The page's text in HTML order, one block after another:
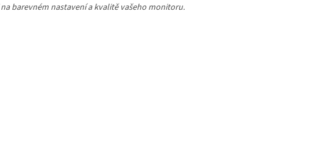
barevném nastavení a kvalitě vašeho monitoru.